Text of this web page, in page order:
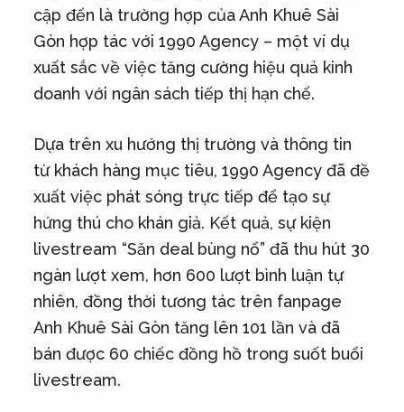
cập đến là trường hợp của Anh Khuê Sài
Gòn hợp tác với 1990 Agency – một ví dụ
xuất sắc về việc tăng cường hiệu quả kinh
doanh với ngân sách tiếp thị hạn chế.
Dựa trên xu hướng thị trường và thông tin
từ khách hàng mục tiêu, 1990 Agency đã đề
xuất việc phát sóng trực tiếp để tạo sự
hứng thú cho khán giả. Kết quả, sự kiện
livestream “Săn deal bùng nổ” đã thu hút 30
ngàn lượt xem, hơn 600 lượt bình luận tự
nhiên, đồng thời tương tác trên fanpage
Anh Khuê Sài Gòn tăng lên 101 lần và đã
bán được 60 chiếc đồng hồ trong suốt buổi
livestream.